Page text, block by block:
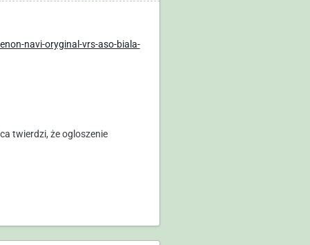
navi-oryginal-vrs-aso-biala-
twierdzi, że ogloszenie